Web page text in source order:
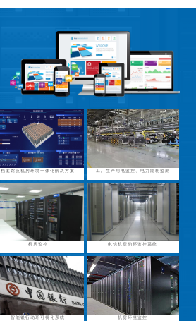
档案馆及机房环境一体化解决方案 工厂生产用电监控、电力能耗监测
机房监控 电信机房动环监控系统
智能银行动环可视化系统 机房环境监控